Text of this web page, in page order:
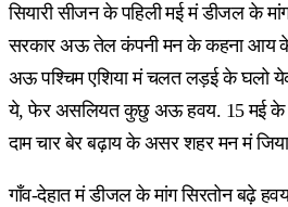
सियारी सीजन के पहिली मई मं डीजल के
सरकार अऊ तेल कंपनी मन के कहना आय
अऊ पश्चिम एशिया मं चलत लड़ई के घलो
ये, फेर असलियत कुछु अऊ हवय. 15 मई के
दाम चार बेर बढ़ाय के असर शहर मन मं
गाँव-देहात मं डीजल के मांग सिरतोन बढ़े